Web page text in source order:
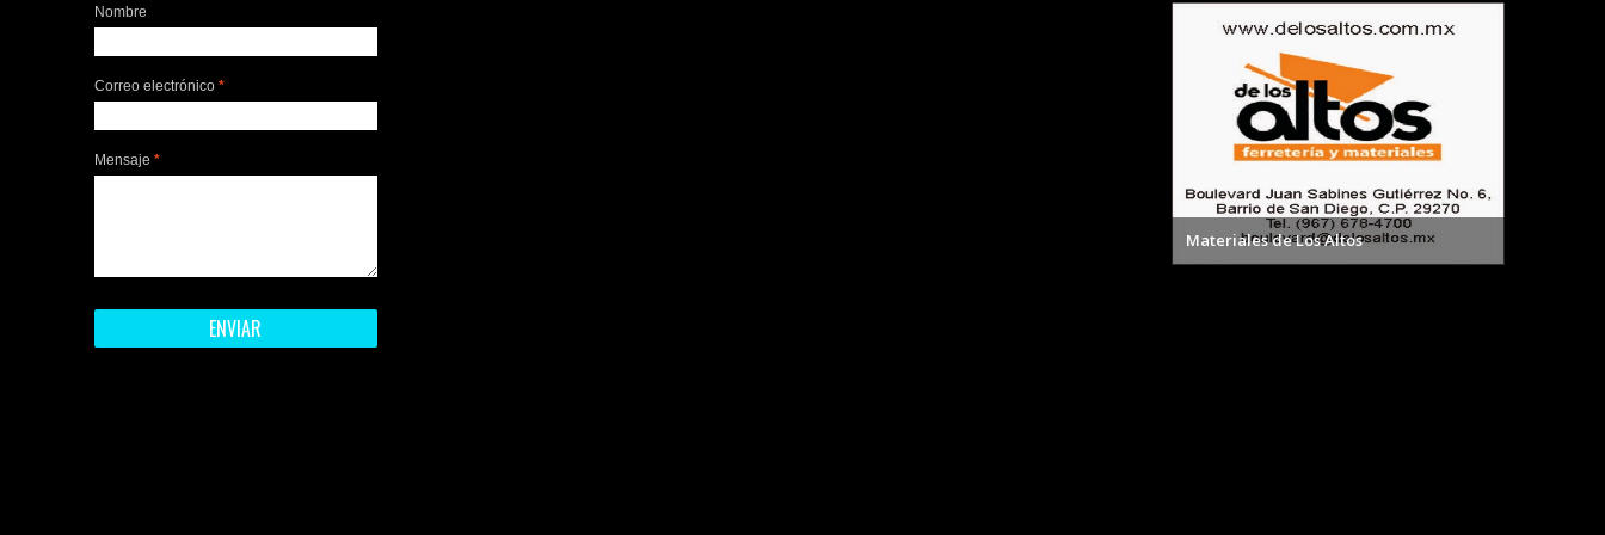
Nombre
Correo electrónico *
Mensaje *
Materiales de Los Altos